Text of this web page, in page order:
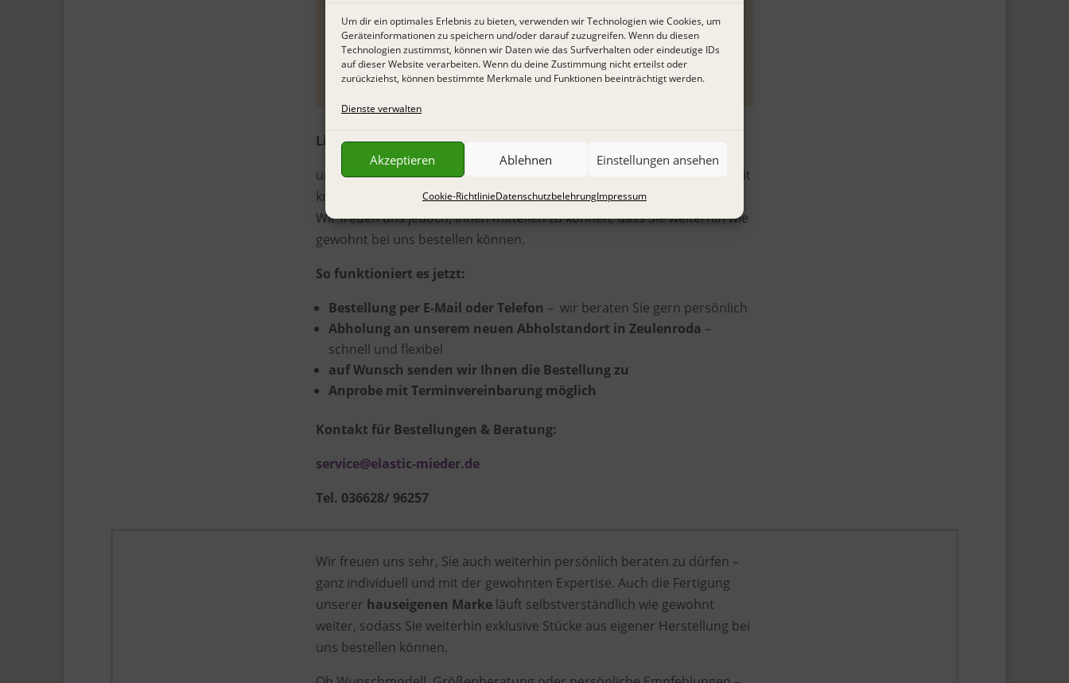
Um dir ein optimales Erlebnis zu bieten, verwenden wir Technologien wie Cookies, um
Geräteinformationen zu speichern und/oder darauf zuzugreifen. Wenn du diesen
Technologien zustimmst, können wir Daten wie das Surfverhalten oder eindeutige IDs
auf dieser Website verarbeiten. Wenn du deine Zustimmung nicht erteilst oder
zurückziehst, können bestimmte Merkmale und Funktionen beeinträchtigt werden.
Dienste verwalten
Akzeptieren Ablehnen Einstellungen ansehen
Cookie-RichtlinieDatenschutzbelehrungImpressum
Liebe Kundinnen und Kunden,
unser Dessous- und Wäschefachgeschäft am bisherigen Standort ist seit
kurzem geschlossen.
Wir freuen uns jedoch, Ihnen mitteilen zu können, dass Sie weiterhin wie
gewohnt bei uns bestellen können.
So funktioniert es jetzt:
Bestellung per E-Mail oder Telefon – wir beraten Sie gern persönlich
Abholung an unserem neuen Abholstandort in Zeulenroda –
schnell und flexibel
auf Wunsch senden wir Ihnen die Bestellung zu
Anprobe mit Terminvereinbarung möglich
Kontakt für Bestellungen & Beratung:
service@elastic-mieder.de
Tel. 036628/ 96257
Wir freuen uns sehr, Sie auch weiterhin persönlich beraten zu dürfen –
ganz individuell und mit der gewohnten Expertise. Auch die Fertigung
unserer hauseigenen Marke läuft selbstverständlich wie gewohnt
weiter, sodass Sie weiterhin exklusive Stücke aus eigener Herstellung bei
uns bestellen können.